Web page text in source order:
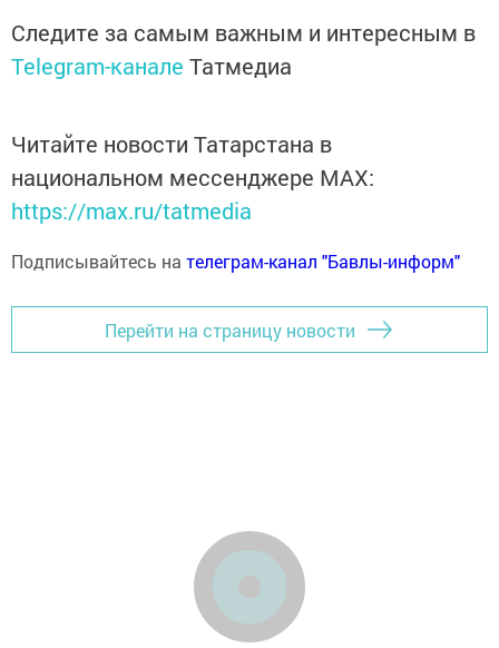
Следите за самым важным и интересным в
Telegram-канале Татмедиа
Читайте новости Татарстана в
национальном мессенджере MАХ:
https://max.ru/tatmedia
Подписывайтесь на телеграм-канал "Бавлы-информ"
Перейти на страницу новости